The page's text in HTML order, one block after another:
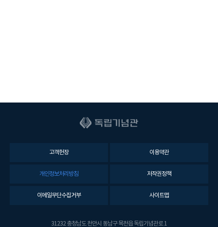
고객헌장 이용약관
개인정보처리방침 저작권정책
이메일무단수집거부 사이트맵
31232 충청남도 천안시 동남구 목천읍 독립기념관로 1